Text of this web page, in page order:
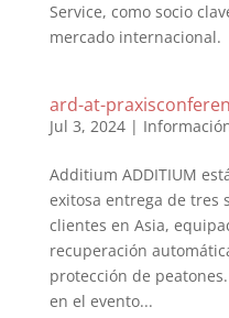
Service, como socio
mercado internacional.
ard-at-
Jul 3, 2024|
Additium ADDITIUM
exitosa entrega de tres
clientes en Asia,
recuperación
protección de
en el evento...